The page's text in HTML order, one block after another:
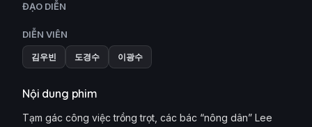
ĐẠO DIỄN
DIỄN VIÊN
김우빈 도경수 이광수
Nội dung phim
Tạm gác công việc trồng trọt, các bác “nông dân” Lee